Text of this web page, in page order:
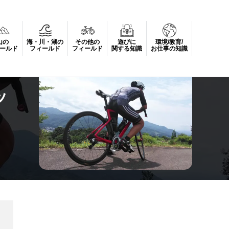
の
ルド
海・川・湖の
フィールド
その他の
フィールド
遊びに
関する知識
環境/教育/
お仕事の知識